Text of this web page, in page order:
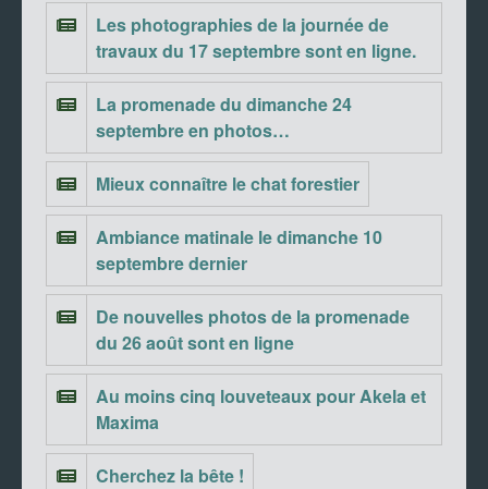
Les photographies de la journée de
travaux du 17 septembre sont en ligne.
La promenade du dimanche 24
septembre en photos…
Mieux connaître le chat forestier
Ambiance matinale le dimanche 10
septembre dernier
De nouvelles photos de la promenade
du 26 août sont en ligne
Au moins cinq louveteaux pour Akela et
Maxima
Cherchez la bête !